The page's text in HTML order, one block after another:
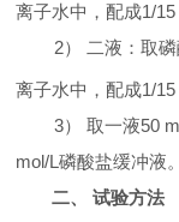
离子水中，配成1/
2） 二液：取
离子水中，配成1/
3） 取一液50
mol/L磷酸盐缓冲液。
二、
试验方法